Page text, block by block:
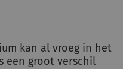
kan al vroeg in het
een groot verschil